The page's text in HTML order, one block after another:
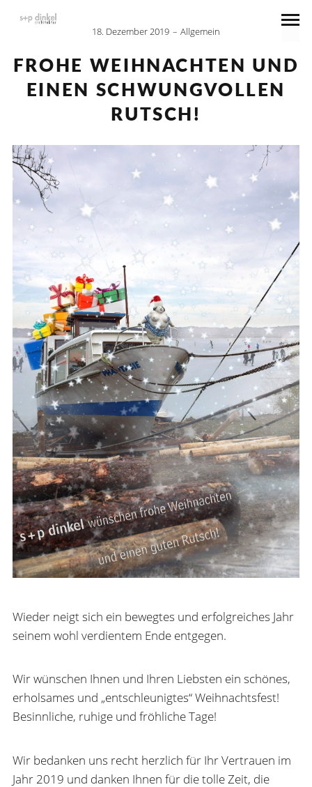
18. Dezember 2019 Allgemein
FROHE WEIHNACHTEN UND
EINEN SCHWUNGVOLLEN
RUTSCH!
Wieder neigt sich ein bewegtes und erfolgreiches Jahr
seinem wohl verdientem Ende entgegen.
Wir wünschen Ihnen und Ihren Liebsten ein schönes,
erholsames und „entschleunigtes“ Weihnachtsfest!
Besinnliche, ruhige und fröhliche Tage!
Wir bedanken uns recht herzlich für Ihr Vertrauen im
Jahr 2019 und danken Ihnen für die tolle Zeit, die